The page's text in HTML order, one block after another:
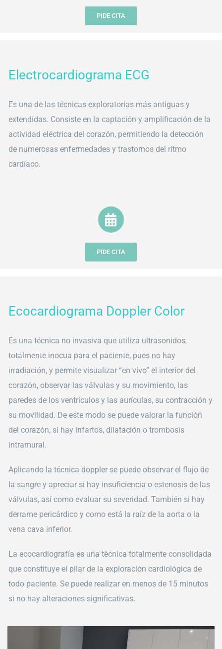
PIDE CITA
Electrocardiograma ECG
Es una de las técnicas exploratorias más antiguas y
extendidas. Consiste en la captación y amplificación de la
actividad eléctrica del corazón, permitiendo la detección
de numerosas enfermedades y trastornos del ritmo
cardíaco.
PIDE CITA
Ecocardiograma Doppler Color
Es una técnica no invasiva que utiliza ultrasonidos,
totalmente inocua para el paciente, pues no hay
irradiación, y permite visualizar “en vivo” el interior del
corazón, observar las válvulas y su movimiento, las
paredes de los ventrículos y las aurículas, su contracción y
su movilidad. De este modo se puede valorar la función
del corazón, si hay infartos, dilatación o trombosis
intramural.
Aplicando la técnica doppler se puede observar el flujo de
la sangre y apreciar si hay insuficiencia o estenosis de las
válvulas, así como evaluar su severidad. También si hay
derrame pericárdico y como está la raíz de la aorta o la
vena cava inferior.
La ecocardiografía es una técnica totalmente consolidada
que constituye el pilar de la exploración cardiológica de
todo paciente. Se puede realizar en menos de 15 minutos
si no hay alteraciones significativas.